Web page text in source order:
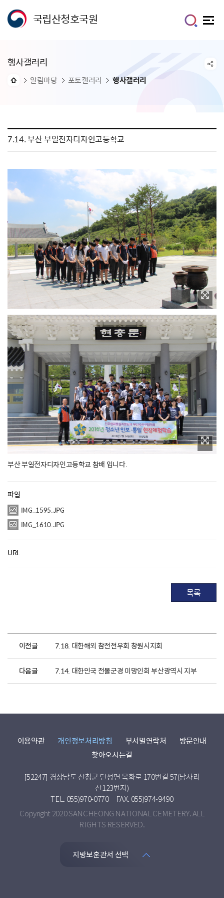
국립산청호국원
행사갤러리
알림마당 포토갤러리 행사갤러리
7.14. 부산 부일전자디자인고등학교
부산 부일전자디자인고등학교 참배 입니다.
파일
IMG_1595.JPG
IMG_1610.JPG
URL
목록
이전글 7.18. 대한해외 참전전우회 창원시지회
다음글 7.14. 대한민국 전몰군경 미망인회 부산광역시 지부
이용약관 개인정보처리방침 부서별연락처
방문안내
찾아오시는길
[52247] 경상남도 산청군 단성면 목화로 170번길 57(남사리
산123번지)
TEL. 055)970-0770
FAX. 055)974-9490
Copyright 2020 SANCHEONG NATIONAL CEMETERY. ALL
RIGHTS RESERVED.
지방보훈관서 선택